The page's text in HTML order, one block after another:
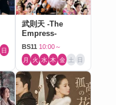
日
武則天 -The
Empress-
BS11 10:00～
月 火 水 木 金 土 日